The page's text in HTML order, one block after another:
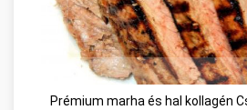
Prémium marha és hal kollagén